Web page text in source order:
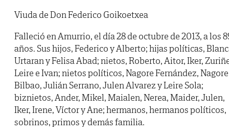
Viuda de Don Federico Goikoetxea
Falleció en Amurrio, el día 28 de octubre de 2013, a los
años. Sus hijos, Federico y Alberto; hijas políticas,
Urtaran y Felisa Abad; nietos, Roberto, Aitor, Iker,
Leire e Ivan; nietos políticos, Nagore Fernández, Nagore
Bilbao, Julián Serrano, Julen Alvarez y Leire Sola;
biznietos, Ander, Mikel, Maialen, Nerea, Maider, Julen,
Iker, Irene, Víctor y Ane; hermanos, hermanos políticos,
sobrinos, primos y demás familia.